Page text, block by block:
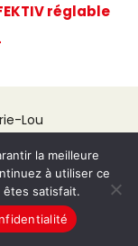
réglable
Lou
la meilleure
à utiliser ce
satisfait.